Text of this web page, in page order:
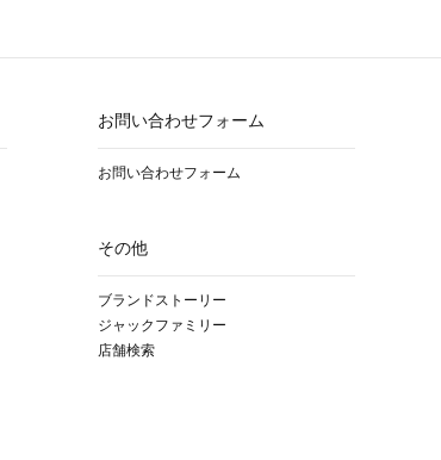
お問い合わせフォーム
お問い合わせフォーム
その他
ブランドストーリー
ジャックファミリー
店舗検索